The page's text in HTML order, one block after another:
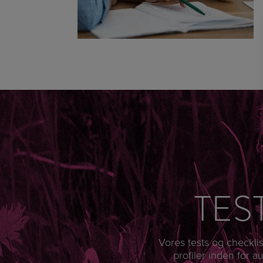
Vores tests og
profiler inden for